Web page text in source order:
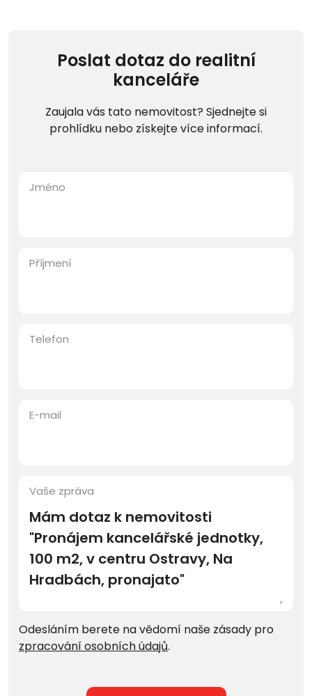
Poslat dotaz do realitní
kanceláře
Zaujala vás tato nemovitost? Sjednejte si
prohlídku nebo získejte více informací.
Jméno
Příjmení
Telefon
E-mail
Vaše zpráva
Odesláním berete na vědomí naše zásady pro
zpracování osobních údajů.